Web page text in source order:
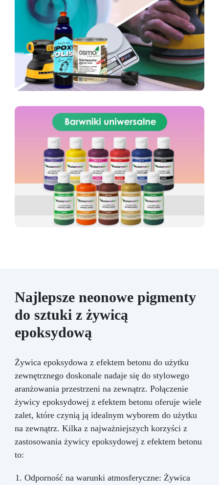
Najlepsze neonowe pigmenty
do sztuki z żywicą
epoksydową
Żywica epoksydowa z efektem betonu do użytku
zewnętrznego doskonale nadaje się do stylowego
aranżowania przestrzeni na zewnątrz. Połączenie
żywicy epoksydowej z efektem betonu oferuje wiele
zalet, które czynią ją idealnym wyborem do użytku
na zewnątrz. Kilka z najważniejszych korzyści z
zastosowania żywicy epoksydowej z efektem betonu
to:
Odporność na warunki atmosferyczne: Żywica